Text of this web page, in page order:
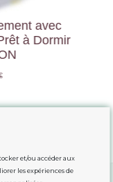
avec
à Dormir
et/ou accéder aux
les expériences de